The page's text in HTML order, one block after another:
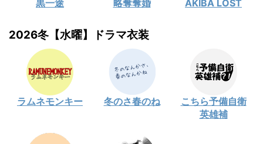
黒一途 略奪奪婚 AKIBA LOST
2026冬【水曜】ドラマ衣装
ラムネモンキー 冬のさ春のね
こちら予備自衛
英雄補